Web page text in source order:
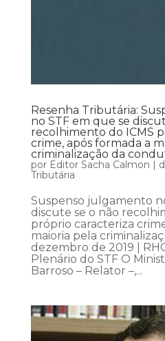
Resenha Tributária:
no STF em que se
recolhimento do ICMS
crime, após formada a
criminalização da
por Editor Sacha Calmon |
Tributária
Suspenso julgamento
discute se o não
próprio caracteriza
maioria pela
dezembro de 2019 | RHC
Plenário do STF O
Barroso – Relator –,...